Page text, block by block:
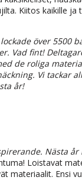
Kiitos kaikille ja
över 5500
Vad fint!
de roliga
Vi tackar
år!
Nästa år
Loistavat
materiaalit. Ensi